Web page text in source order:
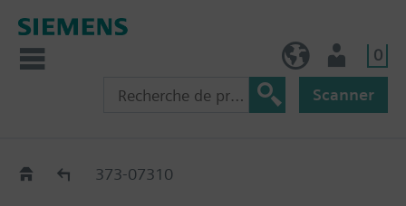
0
Scanner
Old2New373-07310